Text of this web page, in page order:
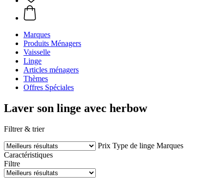
Marques
Produits Ménagers
Vaisselle
Linge
Articles ménagers
Thèmes
Offres Spéciales
Laver son linge avec herbow
Filtrer & trier
Prix Type de linge Marques
Caractéristiques
Filtre